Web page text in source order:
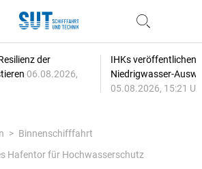
der
06.08.2026,
IHKs veröffentlichen
Niedrigwasser-
05.08.2026, 15:21
Binnenschifffahrt
Hafentor für Hochwasserschutz